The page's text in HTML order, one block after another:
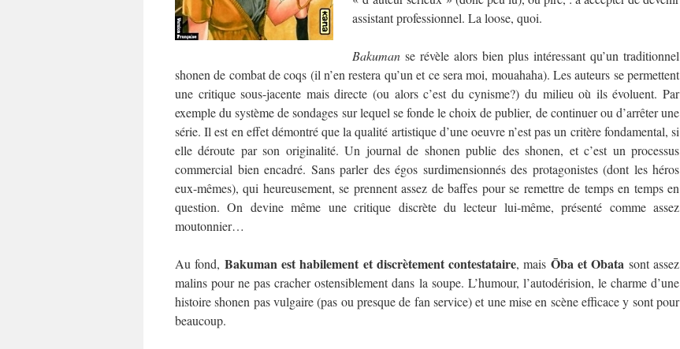
assistant professionnel. La loose, quoi.
Bakuman se révèle alors bien plus intéressant qu’un traditionnel
shonen de combat de coqs (il n’en restera qu’un et ce sera moi, mouahaha). Les auteurs se permettent
une critique sous-jacente mais directe (ou alors c’est du cynisme?) du milieu où ils évoluent. Par
exemple du système de sondages sur lequel se fonde le choix de publier, de continuer ou d’arrêter une
série. Il est en effet démontré que la qualité artistique d’une oeuvre n’est pas un critère fondamental, si
elle déroute par son originalité. Un journal de shonen publie des shonen, et c’est un processus
commercial bien encadré. Sans parler des égos surdimensionnés des protagonistes (dont les héros
eux-mêmes), qui heureusement, se prennent assez de baffes pour se remettre de temps en temps en
question. On devine même une critique discrète du lecteur lui-même, présenté comme assez
moutonnier…
Au fond, Bakuman est habilement et discrètement contestataire, mais Ōba et Obata sont assez
malins pour ne pas cracher ostensiblement dans la soupe. L’humour, l’autodérision, le charme d’une
histoire shonen pas vulgaire (pas ou presque de fan service) et une mise en scène efficace y sont pour
beaucoup.